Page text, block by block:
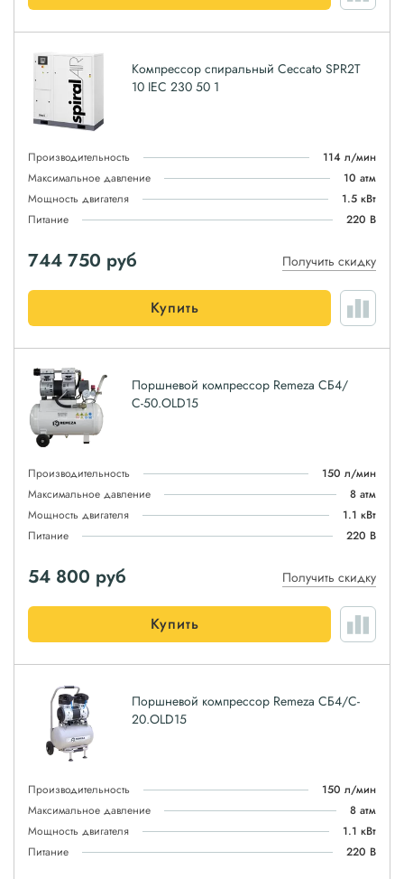
Компрессор спиральный Ceccato SPR2T
10 IEC 230 50 1
Производительность
114 л/мин
Максимальное давление
10 атм
Мощность двигателя
1.5 кВт
Питание
220 В
744 750 руб Получить скидку
Купить
Поршневой компрессор Remeza СБ4/
С-50.OLD15
Производительность
150 л/мин
Максимальное давление
8 атм
Мощность двигателя
1.1 кВт
Питание
220 В
54 800 руб Получить скидку
Купить
Поршневой компрессор Remeza СБ4/C-
20.OLD15
Производительность
150 л/мин
Максимальное давление
8 атм
Мощность двигателя
1.1 кВт
Питание
220 В